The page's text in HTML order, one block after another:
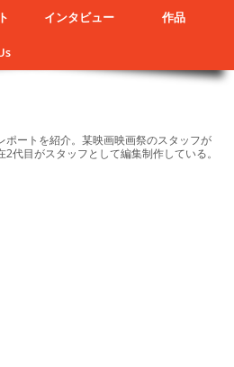
インタビュー 作品
ポートを紹介。某映画映画祭のスタッフが
代目がスタッフとして編集制作している。